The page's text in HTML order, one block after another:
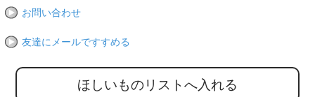
お問い合わせ
友達にメールですすめる